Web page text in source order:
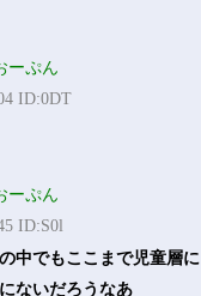
ーぷん
ID:0DT
ーぷん
ID:S0l
中でもここまで児童層に
ないだろうなあ